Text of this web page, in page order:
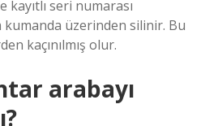
seri numarası
kumanda üzerinden silinir. Bu
kaçınılmış olur.
arabayı